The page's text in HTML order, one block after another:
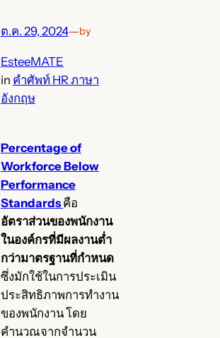
ต.ค. 29, 2024—by
EsteeMATE
in คำศัพท์ HR ภาษา
อังกฤษ
Percentage of
Workforce Below
Performance
Standards คือ
อัตราส่วนของพนักงาน
ในองค์กรที่มีผลงานต่ำ
กว่ามาตรฐานที่กำหนด
ซึ่งมักใช้ในการประเมิน
ประสิทธิภาพการทำงาน
ของพนักงาน โดย
คำนวณจากจำนวน